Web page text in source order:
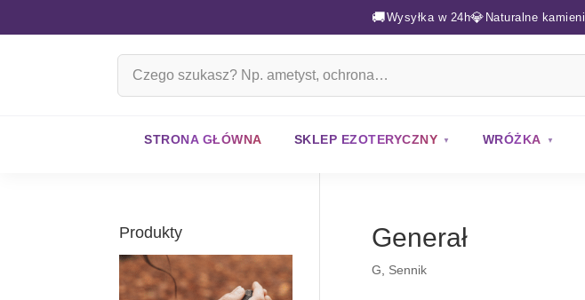
🚚Wysyłka w 24h💎 Naturalne
STRONA GŁÓWNA SKLEP EZOTERYCZNY WRÓŻKA
Generał
G Sennik
Produkty